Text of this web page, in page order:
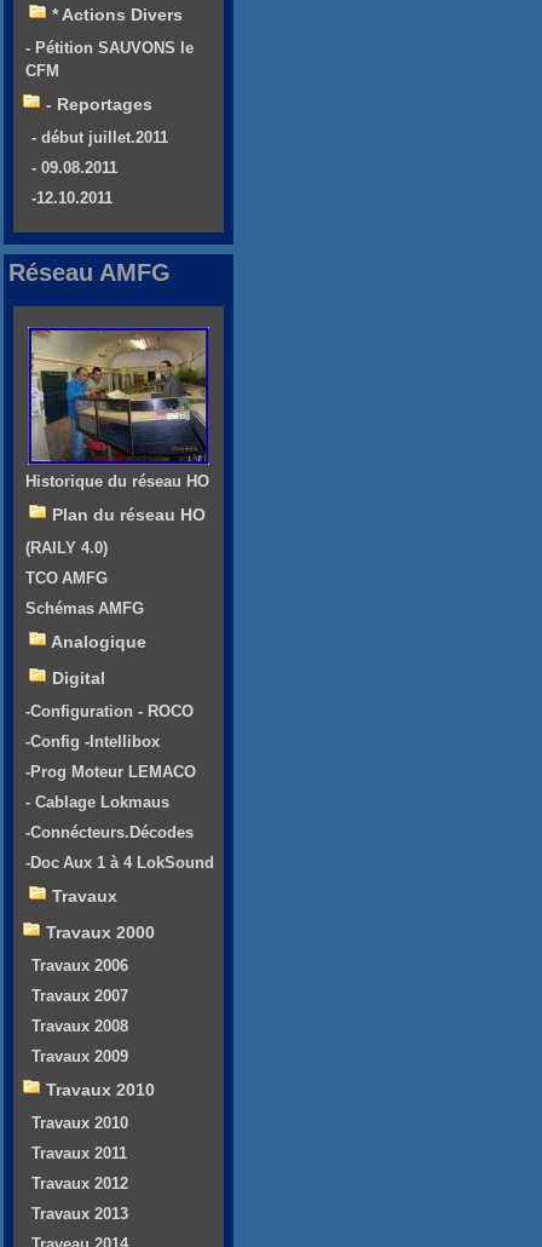
* Actions Divers
- Pétition SAUVONS le
CFM
- Reportages
- début juillet.2011
- 09.08.2011
-12.10.2011
Réseau AMFG
Historique du réseau HO
Plan du réseau HO
(RAILY 4.0)
TCO AMFG
Schémas AMFG
Analogique
Digital
-Configuration - ROCO
-Config -Intellibox
-Prog Moteur LEMACO
- Cablage Lokmaus
-Connécteurs.Décodes
-Doc Aux 1 à 4 LokSound
Travaux
Travaux 2000
Travaux 2006
Travaux 2007
Travaux 2008
Travaux 2009
Travaux 2010
Travaux 2010
Travaux 2011
Travaux 2012
Travaux 2013